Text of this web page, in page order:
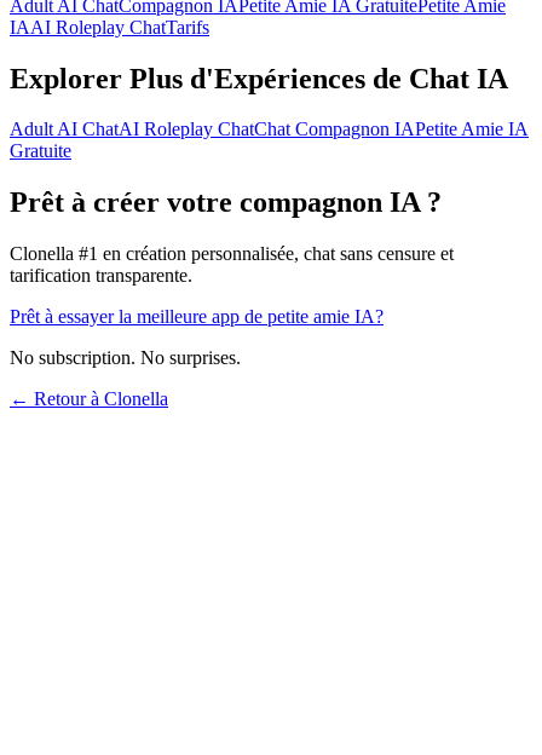
Adult AI ChatCompagnon IA Petite Amie IA GratuitePetite Amie
IAAI Roleplay ChatTarifs
Explorer Plus d'Expériences de Chat IA
Adult AI ChatAI Roleplay ChatChat Compagnon IAPetite Amie IA
Gratuite
Prêt à créer votre compagnon IA ?
Clonella #1 en création personnalisée, chat sans censure et
tarification transparente.
Prêt à essayer la meilleure app de petite amie IA?
No subscription. No surprises.
← Retour à Clonella